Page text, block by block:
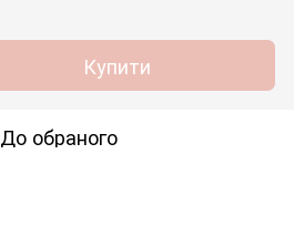
Купити
До обраного